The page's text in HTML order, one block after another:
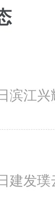
滨江兴
建发